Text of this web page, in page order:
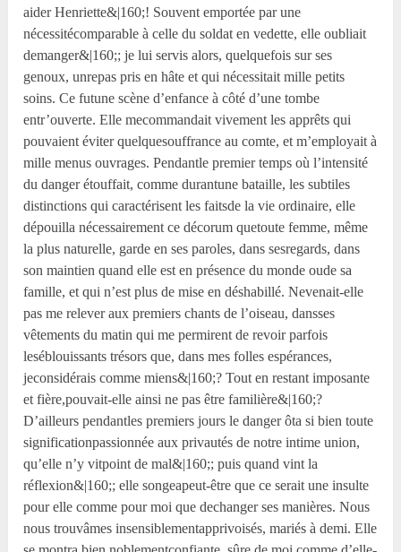
aider Henriette&|160;! Souvent emportée par une
nécessitécomparable à celle du soldat en vedette, elle oubliait
demanger&|160;; je lui servis alors, quelquefois sur ses
genoux, unrepas pris en hâte et qui nécessitait mille petits
soins. Ce futune scène d’enfance à côté d’une tombe
entr’ouverte. Elle mecommandait vivement les apprêts qui
pouvaient éviter quelquesouffrance au comte, et m’employait à
mille menus ouvrages. Pendantle premier temps où l’intensité
du danger étouffait, comme durantune bataille, les subtiles
distinctions qui caractérisent les faitsde la vie ordinaire, elle
dépouilla nécessairement ce décorum quetoute femme, même
la plus naturelle, garde en ses paroles, dans sesregards, dans
son maintien quand elle est en présence du monde oude sa
famille, et qui n’est plus de mise en déshabillé. Nevenait-elle
pas me relever aux premiers chants de l’oiseau, dansses
vêtements du matin qui me permirent de revoir parfois
leséblouissants trésors que, dans mes folles espérances,
jeconsidérais comme miens&|160;? Tout en restant imposante
et fière,pouvait-elle ainsi ne pas être familière&|160;?
D’ailleurs pendantles premiers jours le danger ôta si bien toute
significationpassionnée aux privautés de notre intime union,
qu’elle n’y vitpoint de mal&|160;; puis quand vint la
réflexion&|160;; elle songeapeut-être que ce serait une insulte
pour elle comme pour moi que dechanger ses manières. Nous
nous trouvâmes insensiblementapprivoisés, mariés à demi. Elle